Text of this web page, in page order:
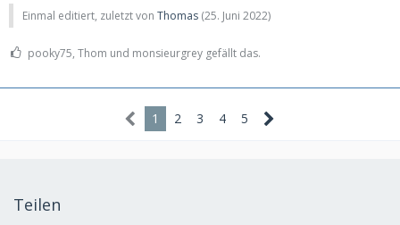
Einmal editiert, zuletzt von Thomas (25. Juni 2022)
pooky75, Thom und monsieurgrey gefällt das.
1 2 3 4 5
Teilen